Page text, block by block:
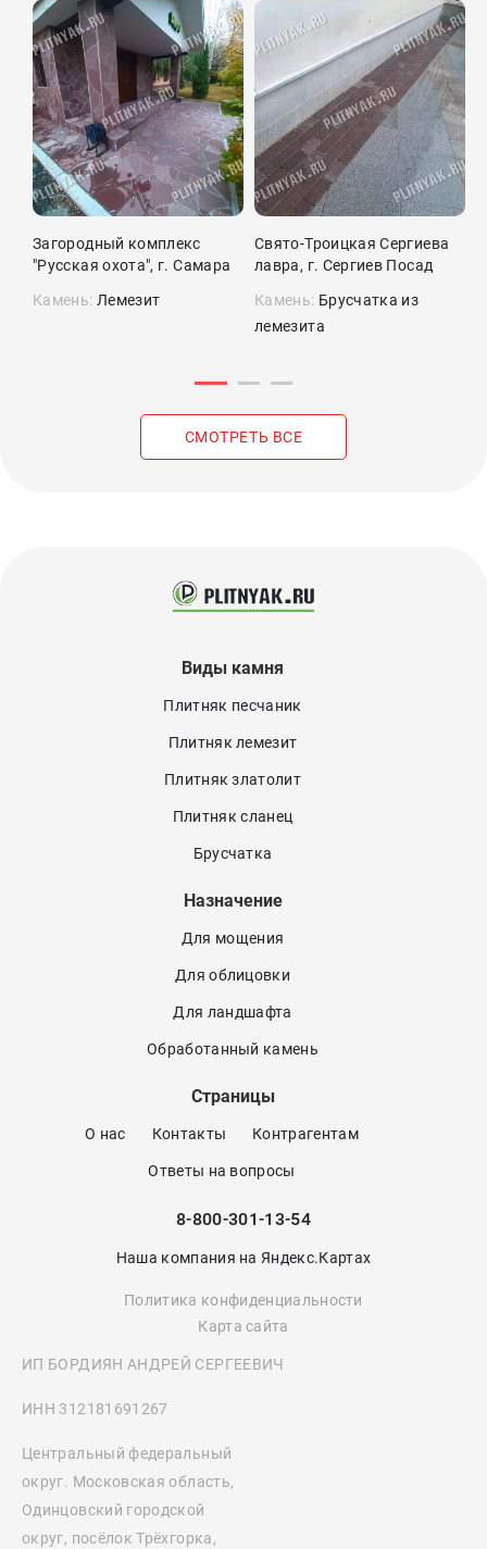
Загородный комплекс
"Русская охота", г. Самара
Камень: Лемезит
Свято-Троицкая Сергиева
лавра, г. Сергиев Посад
Камень: Брусчатка из
лемезита
СМОТРЕТЬ ВСЕ
Виды камня
Плитняк песчаник
Плитняк лемезит
Плитняк златолит
Плитняк сланец
Брусчатка
Назначение
Для мощения
Для облицовки
Для ландшафта
Обработанный камень
Страницы
О нас Контакты Контрагентам
Ответы на вопросы
8-800-301-13-54
Наша компания на Яндекс.Картах
Политика конфиденциальности
Карта сайта
ИП БОРДИЯН АНДРЕЙ СЕРГЕЕВИЧ
ИНН 312181691267
Центральный федеральный
округ. Московская область,
Одинцовский городской
округ, посёлок Трёхгорка,